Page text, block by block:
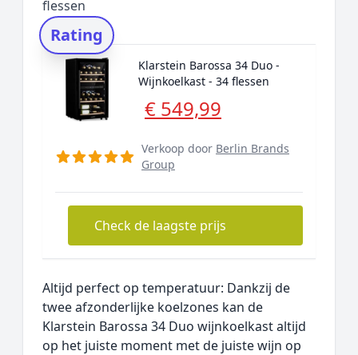
flessen
Rating
Klarstein Barossa 34 Duo -
Wijnkoelkast - 34 flessen
€ 549,99
Verkoop door Berlin Brands
Group
Check de laagste prijs
Altijd perfect op temperatuur: Dankzij de
twee afzonderlijke koelzones kan de
Klarstein Barossa 34 Duo wijnkoelkast altijd
op het juiste moment met de juiste wijn op